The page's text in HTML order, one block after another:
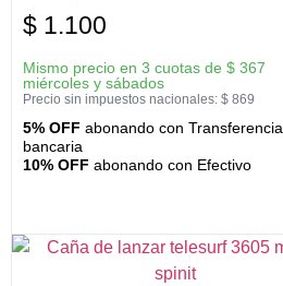
$ 1.100
Mismo precio en 3 cuotas de $ 367
miércoles y sábados
Precio sin impuestos nacionales: $ 869
5% OFF abonando con Transferencia
bancaria
10% OFF abonando con Efectivo